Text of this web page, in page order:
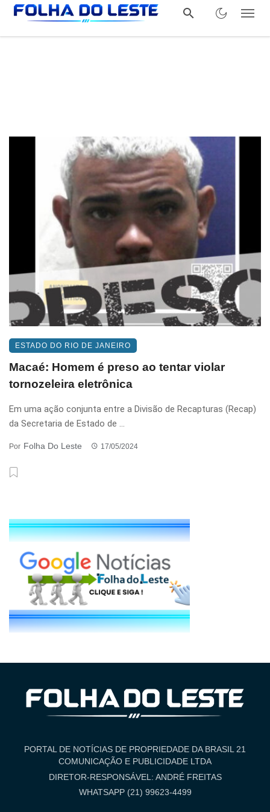
ESTADO DO RIO DE JANEIRO
Macaé: Homem é preso ao tentar violar
tornozeleira eletrônica
Em uma ação conjunta entre a Divisão de Recapturas (Recap)
da Secretaria de Estado de ...
Por Folha Do Leste 17/05/2024
PORTAL DE NOTÍCIAS DE PROPRIEDADE DA BRASIL 21
COMUNICAÇÃO E PUBLICIDADE LTDA
DIRETOR-RESPONSÁVEL: ANDRÉ FREITAS
WHATSAPP (21) 99623-4499